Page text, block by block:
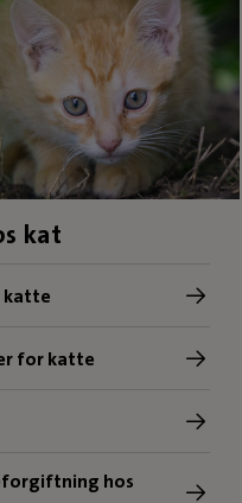
kat
katte
for katte
hos